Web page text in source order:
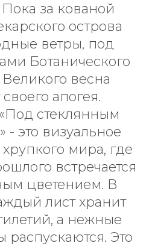
Пока за кованой
острова
ветры, под
Ботанического
весна
апогея.
стеклянным
- это визуальное
мира, где
встречается
цветением. В
лист хранит
а нежные
Это